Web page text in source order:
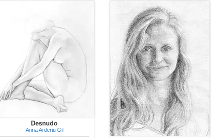
Desnudo
Anna Arderiu Gil